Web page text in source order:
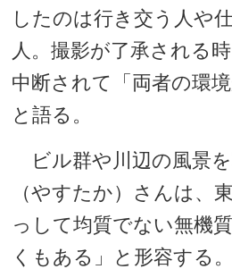
したのは行き交う人や
人。撮影が了承される
中断されて「両者の環
と語る。
ビル群や川辺の風景
（やすたか）さんは、
っして均質でない無機
くもある」と形容する